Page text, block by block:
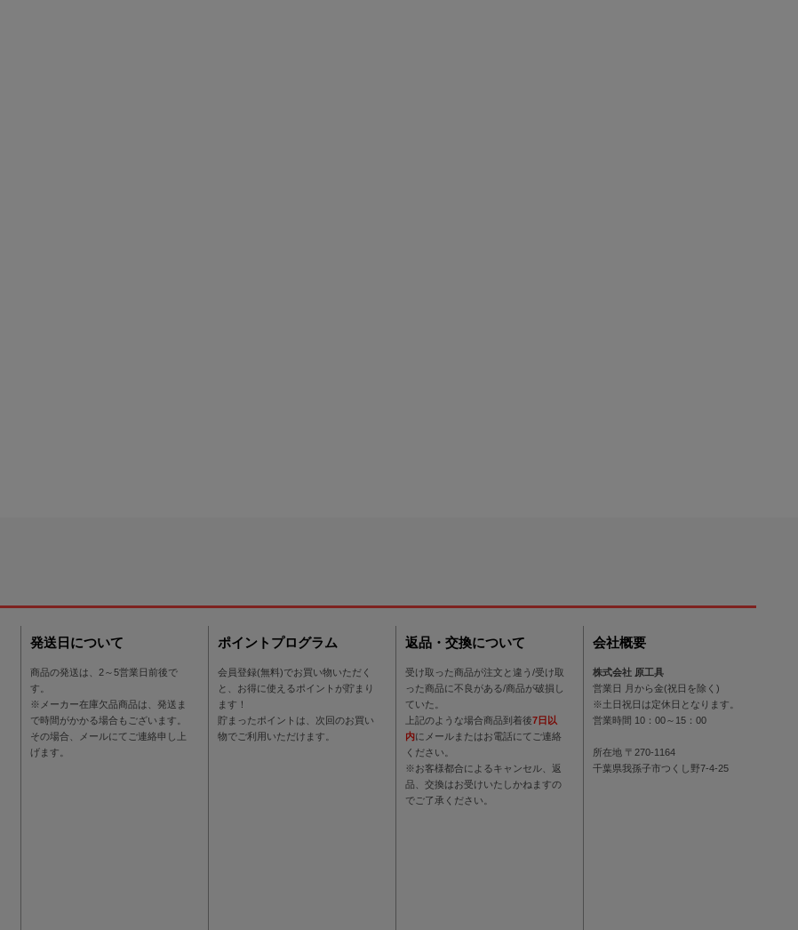
発送日について
商品の発送は、2～5営業日前後で
す。
※メーカー在庫欠品商品は、発送ま
で時間がかかる場合もございます。
その場合、メールにてご連絡申し上
げます。
ポイントプログラム
会員登録(無料)でお買い物いただく
と、お得に使えるポイントが貯まり
ます！
貯まったポイントは、次回のお買い
物でご利用いただけます。
返品・交換について
受け取った商品が注文と違う/受け取
った商品に不良がある/商品が破損し
ていた。
上記のような場合商品到着後7日以
内にメールまたはお電話にてご連絡
ください。
※お客様都合によるキャンセル、返
品、交換はお受けいたしかねますの
でご了承ください。
会社概要
株式会社 原工具
営業日 月から金(祝日を除く)
※土日祝日は定休日となります。
営業時間 10：00～15：00
所在地 〒270-1164
千葉県我孫子市つくし野7-4-25